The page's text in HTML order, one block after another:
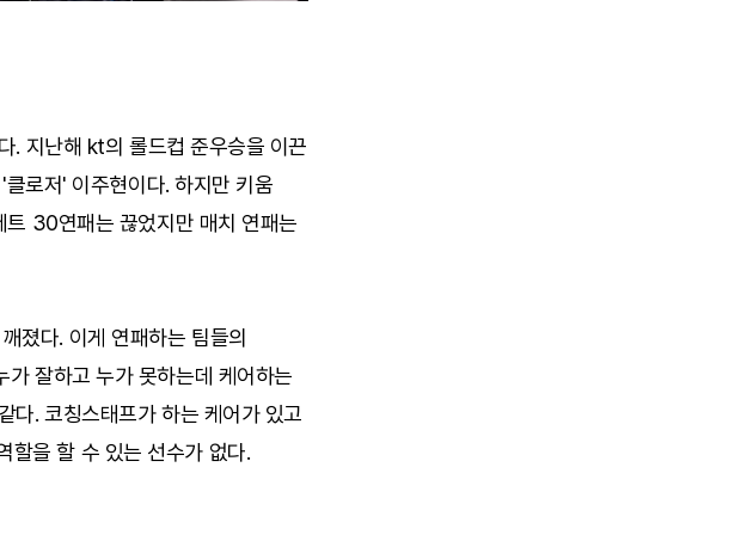
. 지난해 kt의 롤드컵 준우승을 이끈
로저' 이주현이다. 하지만 키움
트 30연패는 끊었지만 매치 연패는
졌다. 이게 연패하는 팀들의
잘하고 누가 못하는데 케어하는
다. 코칭스태프가 하는 케어가 있고
할을 할 수 있는 선수가 없다.